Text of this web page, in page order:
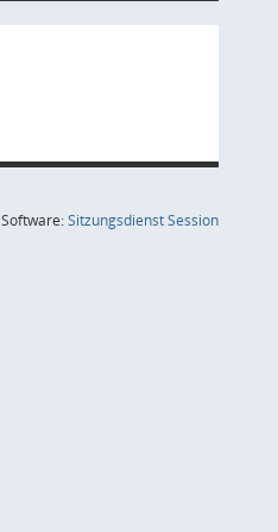
Software:SitzungsdienstSession(Wird in